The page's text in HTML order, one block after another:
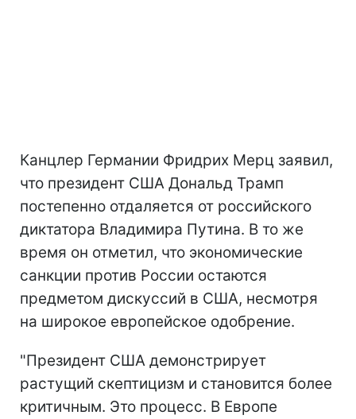
Канцлер Германии Фридрих Мерц заявил,
что президент США Дональд Трамп
постепенно отдаляется от российского
диктатора Владимира Путина. В то же
время он отметил, что экономические
санкции против России остаются
предметом дискуссий в США, несмотря
на широкое европейское одобрение.
"Президент США демонстрирует
растущий скептицизм и становится более
критичным. Это процесс. В Европе